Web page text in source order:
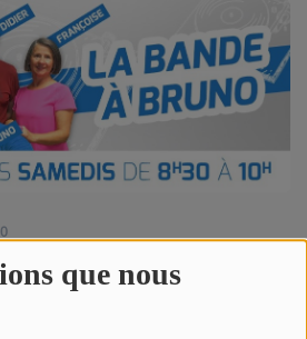
que nous